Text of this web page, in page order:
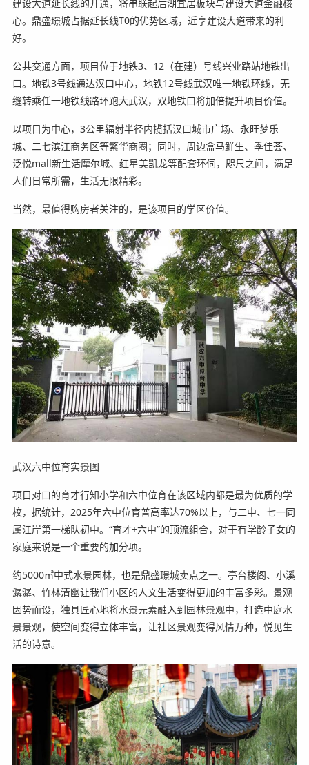
建设大道延长线的开通，将串联起后湖宜居板块与建设大道金融核
心。鼎盛璟城占据延长线T0的优势区域，近享建设大道带来的利
好。
公共交通方面，项目位于地铁3、12（在建）号线兴业路站地铁出
口。地铁3号线通达汉口中心，地铁12号线武汉唯一地铁环线，无
缝转乘任一地铁线路环跑大武汉，双地铁口将加倍提升项目价值。
以项目为中心，3公里辐射半径内揽括汉口城市广场、永旺梦乐
城、二七滨江商务区等繁华商圈；同时，周边盒马鲜生、季佳荟、
泛悦mall新生活摩尔城、红星美凯龙等配套环伺，咫尺之间，满足
人们日常所需，生活无限精彩。
当然，最值得购房者关注的，是该项目的学区价值。
武汉六中位育实景图
项目对口的育才行知小学和六中位育在该区域内都是最为优质的学
校，据统计，2025年六中位育普高率达70%以上，与二中、七一同
属江岸第一梯队初中。“育才+六中”的顶流组合，对于有学龄子女的
家庭来说是一个重要的加分项。
约5000㎡中式水景园林，也是鼎盛璟城卖点之一。亭台楼阁、小溪
潺潺、竹林清幽让我们小区的人文生活变得更加的丰富多彩。景观
因势而设，独具匠心地将水景元素融入到园林景观中，打造中庭水
景景观，使空间变得立体丰富，让社区景观变得风情万种，悦见生
活的诗意。